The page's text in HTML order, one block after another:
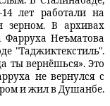
лет работали на
зерном. В архивах
Фарруха Неъматова
"Таджиктекстиль".
ты вернёшься». Это
не вернулся с
и жил в Душанбе.